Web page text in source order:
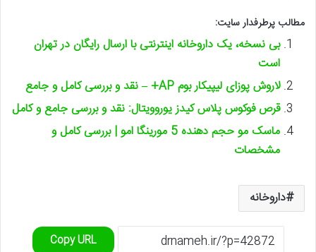
مطالب پرطرفدار سایت:
بی نسخه، یک داروخانه اینترنتی با ارسال رایگان در تهران
است
لاروش پوزای لیپیکار بوم AP+ – نقد و بررسی کامل و جامع
قرص فوکوس پلاس کیدز یوروویتال: نقد و بررسی جامع و کامل
ماسک مو حجم دهنده 5 مورینگا امو | بررسی کامل و
مشخصات
داروخانه
Copy URL